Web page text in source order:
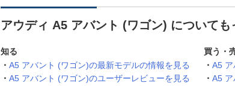
アウディ A5 アバント (ワゴン) についても
知る
A5 アバント (ワゴン)の最新モデルの情報を見る
A5 アバント (ワゴン)のユーザーレビューを見る
買う・
A5 ア
A5 ア